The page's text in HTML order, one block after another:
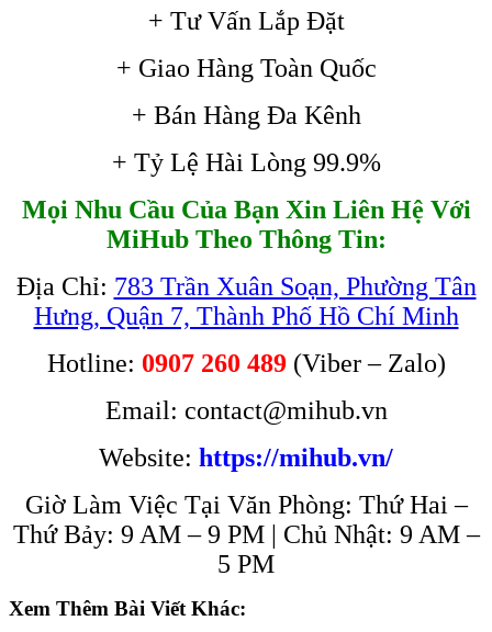
+ Tư Vấn Lắp Đặt
+ Giao Hàng Toàn Quốc
+ Bán Hàng Đa Kênh
+ Tỷ Lệ Hài Lòng 99.9%
Mọi Nhu Cầu Của Bạn Xin Liên Hệ Với
MiHub Theo Thông Tin:
Địa Chỉ: 783 Trần Xuân Soạn, Phường Tân
Hưng, Quận 7, Thành Phố Hồ Chí Minh
Hotline: 0907 260 489(Viber – Zalo)
Email: contact@mihub.vn
Website: https://mihub.vn/
Giờ Làm Việc Tại Văn Phòng: Thứ Hai –
Thứ Bảy: 9 AM – 9 PM | Chủ Nhật: 9 AM –
5 PM
Xem Thêm Bài Viết Khác: